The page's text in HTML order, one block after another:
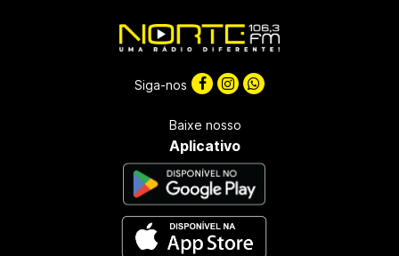
Siga-nos
Baixe nosso
Aplicativo